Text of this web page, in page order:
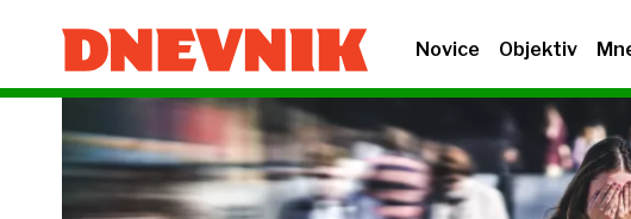
Novice Objektiv